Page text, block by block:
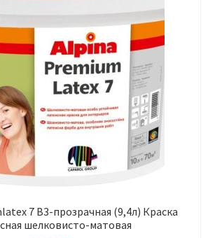
7 B3-прозрачная (9,4л) Краска
шелковисто-матовая